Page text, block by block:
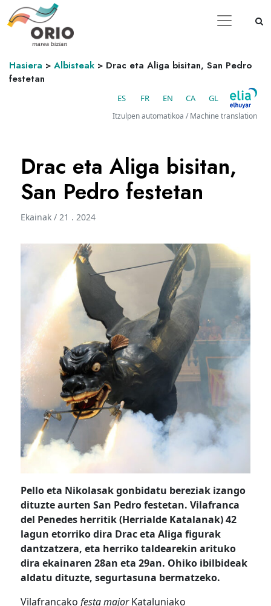
Hasiera > Albisteak > Drac eta Aliga bisitan, San Pedro
festetan
ES FR EN CA GL
Itzulpen automatikoa / Machine translation
Drac eta Aliga bisitan,
San Pedro festetan
Ekainak / 21 . 2024
Pello eta Nikolasak gonbidatu bereziak izango
dituzte aurten San Pedro festetan. Vilafranca
del Penedes herritik (Herrialde Katalanak) 42
lagun etorriko dira Drac eta Aliga figurak
dantzatzera, eta herriko taldearekin arituko
dira ekainaren 28an eta 29an. Ohiko ibilbideak
aldatu dituzte, segurtasuna bermatzeko.
Vilafrancakofestamajor Kataluniako